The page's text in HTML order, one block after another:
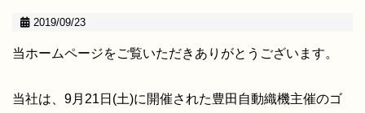
教育制度・キャリアステップ
お仕事Q&A
2019/09/23
当ホームページをご覧いただきありがとうございます。
当社は、9月21日(土)に開催された豊田自動織機主催のゴ